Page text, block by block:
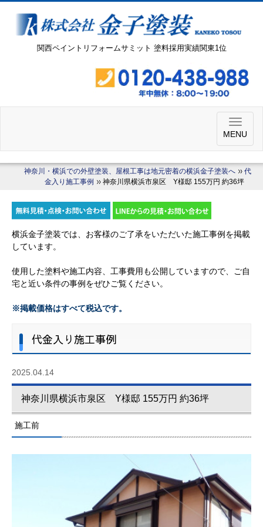
関西ペイントリフォームサミット 塗料採用実績関東1位
MENU
神奈川・横浜での外壁塗装、屋根工事は地元密着の横浜金子塗装へ
代
金入り施工事例
神奈川県横浜市泉区 Y様邸 155万円 約36坪
横浜金子塗装では、お客様のご了承をいただいた施工事例を掲載
しています。
使用した塗料や施工内容、工事費用も公開していますので、ご自
宅と近い条件の事例をぜひご覧ください。
※掲載価格はすべて税込です。
代金入り施工事例
2025.04.14
神奈川県横浜市泉区 Y様邸 155万円 約36坪
施工前